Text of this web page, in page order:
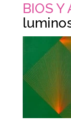
BIOS Y